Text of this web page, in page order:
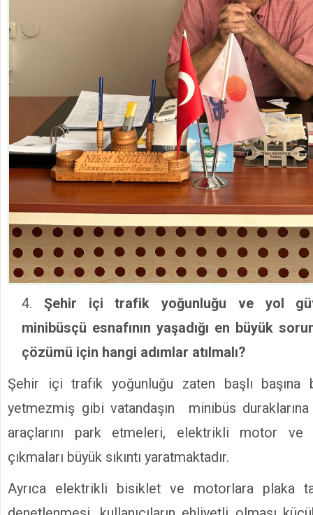
Şehir içi trafik yoğunluğu ve yol
minibüsçü esnafının yaşadığı en büyük
çözümü için hangi adımlar atılmalı?
Şehir içi trafik yoğunluğu zaten başlı
yetmezmiş gibi vatandaşın minibüs
araçlarını park etmeleri, elektrikli motor ve
çıkmaları büyük sıkıntı yaratmaktadır.
Ayrıca elektrikli bisiklet ve motorlara plaka